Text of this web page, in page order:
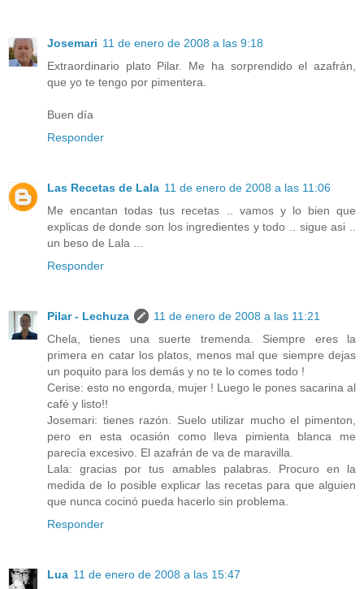
Josemari 11 de enero de 2008 a las 9:18
Extraordinario plato Pilar. Me ha sorprendido el azafrán,
que yo te tengo por pimentera.
Buen día
Responder
Las Recetas de Lala 11 de enero de 2008 a las 11:06
Me encantan todas tus recetas .. vamos y lo bien que
explicas de donde son los ingredientes y todo .. sigue asi ..
un beso de Lala ...
Responder
Pilar - Lechuza
11 de enero de 2008 a las 11:21
Chela, tienes una suerte tremenda. Siempre eres la
primera en catar los platos, menos mal que siempre dejas
un poquito para los demás y no te lo comes todo !
Cerise: esto no engorda, mujer ! Luego le pones sacarina al
café y listo!!
Josemari: tienes razón. Suelo utilizar mucho el pimenton,
pero en esta ocasión como lleva pimienta blanca me
parecía excesivo. El azafrán de va de maravilla.
Lala: gracias por tus amables palabras. Procuro en la
medida de lo posible explicar las recetas para que alguien
que nunca cocinó pueda hacerlo sin problema.
Responder
Lua 11 de enero de 2008 a las 15:47